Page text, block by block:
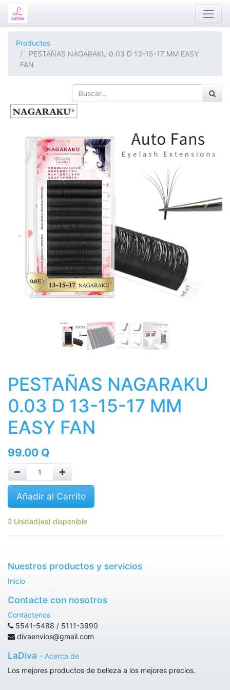
Productos
PESTAÑAS NAGARAKU 0.03 D 13-15-17 MM EASY
FAN
PESTAÑAS NAGARAKU
0.03 D 13-15-17 MM
EASY FAN
99.00 Q
Añadir al Carrito
2 Unidad(es) disponible
Nuestros productos y servicios
Inicio
Contacte con nosotros
Contáctenos
5541-5488 / 5111-3990
divaenvios@gmail.com
LaDiva - Acerca de
Los mejores productos de belleza a los mejores precios.